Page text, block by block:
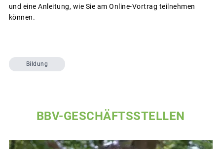
und eine Anleitung, wie Sie am Online-Vortrag teilnehmen
können.
Bildung
BBV-GESCHÄFTSSTELLEN